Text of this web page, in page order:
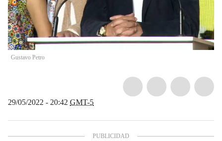
Gustavo Petro
29/05/2022 - 20:42 GMT-5